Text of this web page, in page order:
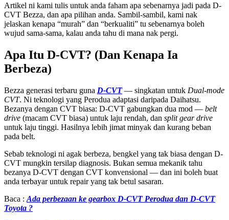
Artikel ni kami tulis untuk anda faham apa sebenarnya jadi pada D-
CVT Bezza, dan apa pilihan anda. Sambil-sambil, kami nak
jelaskan kenapa “murah” dan “berkualiti” tu sebenarnya boleh
wujud sama-sama, kalau anda tahu di mana nak pergi.
Apa Itu D-CVT? (Dan Kenapa Ia
Berbeza)
Bezza generasi terbaru guna D-CVT— singkatan untuk Dual-mode
CVT. Ni teknologi yang Perodua adaptasi daripada Daihatsu.
Bezanya dengan CVT biasa: D-CVT gabungkan dua mod — belt
drive (macam CVT biasa) untuk laju rendah, dan split gear drive
untuk laju tinggi. Hasilnya lebih jimat minyak dan kurang beban
pada belt.
Sebab teknologi ni agak berbeza, bengkel yang tak biasa dengan D-
CVT mungkin tersilap diagnosis. Bukan semua mekanik tahu
bezanya D-CVT dengan CVT konvensional — dan ini boleh buat
anda terbayar untuk repair yang tak betul sasaran.
Baca : Ada perbezaan ke gearbox D-CVT Perodua dan D-CVT
Toyota ?